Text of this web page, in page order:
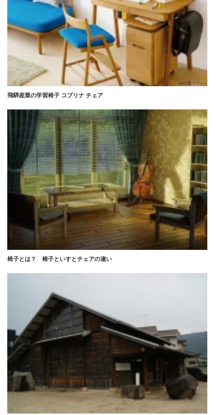
飛騨産業の学習椅子 コブリナ チェア
椅子とは？ 椅子といすとチェアの違い